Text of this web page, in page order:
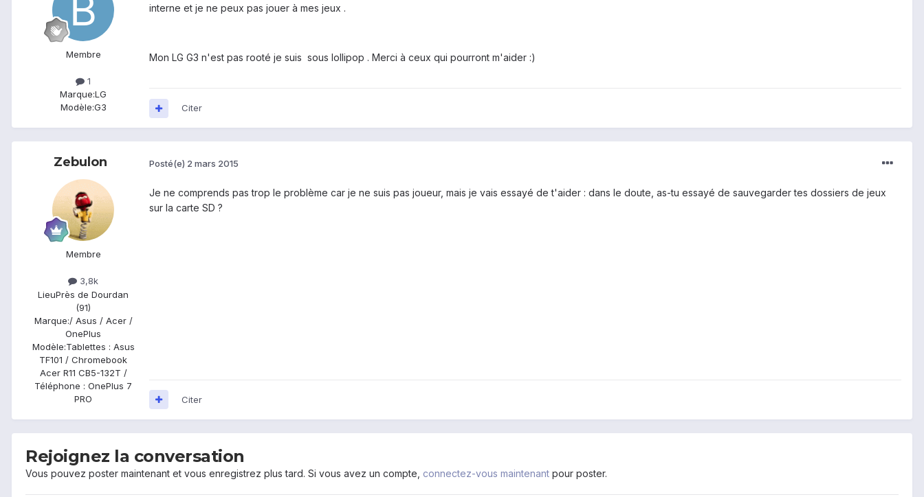
Membre
1
Marque:LG
Modèle:G3
interne et je ne peux pas jouer à mes jeux .
Mon LG G3 n'est pas rooté je suis sous lollipop . Merci à ceux qui pourront m'aider :)
Citer
Zebulon
Membre
3,8k
LieuPrès de Dourdan
(91)
Marque:/ Asus / Acer /
OnePlus
Modèle:Tablettes : Asus
TF101 / Chromebook
Acer R11 CB5-132T /
Téléphone : OnePlus 7
PRO
Posté(e) 2 mars 2015
Je ne comprends pas trop le problème car je ne suis pas joueur, mais je vais essayé de t'aider : dans le doute, as-tu essayé de sauvegarder tes dossiers de jeux
sur la carte SD ?
Citer
Rejoignez la conversation
Vous pouvez poster maintenant et vous enregistrez plus tard. Si vous avez un compte, connectez-vous maintenant pour poster.